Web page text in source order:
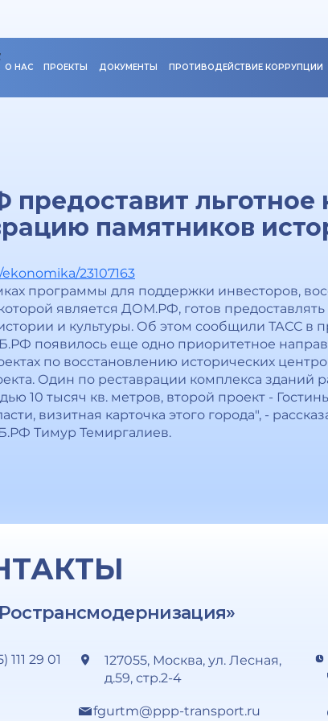
О НАС ПРОЕКТЫ ДОКУМЕНТЫ ПРОТИВОДЕЙСТВИЕ КОРРУПЦИИ
предоставит льготное
памятников
23107163
программы для поддержки инвесторов,
является ДОМ.РФ, готов
и культуры. Об этом сообщили ТАСС в
появилось еще одно приоритетное
по восстановлению исторических
Один по реставрации комплекса
10 тысяч кв. метров, второй проект -
визитная карточка этого города", -
Тимур Темиргалиев.
111 29 01
127055, Москва, ул. Лесная,
д.59, стр.2-4
fgurtm@ppp-transport.ru